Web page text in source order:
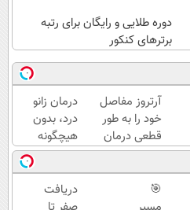
دوره طلایی و رایگان برای رتبه
برترهای کنکور
آرتروز مفاصل
خود را به طور
قطعی درمان
کنید!
◗پرسش‌نامه◖
درمان زانو
درد، بدون
هیچگونه
عوارض در
منزل
(◂پرسش‌نامه)
🎯
دریافت